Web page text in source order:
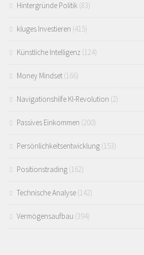
Hintergründe Politik (83)
kluges Investieren (415)
Künstliche Intelligenz (124)
Money Mindset (166)
Navigationshilfe KI-Revolution (2)
Passives Einkommen (200)
Persönlichkeitsentwicklung (153)
Positionstrading (162)
Technische Analyse (142)
Vermögensaufbau (394)